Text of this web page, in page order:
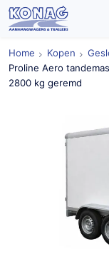
Home Kopen
Proline Aero
2800 kg geremd